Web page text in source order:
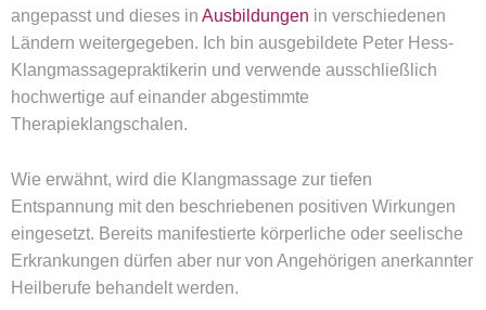
angepasst und dieses in Ausbildungen in verschiedenen
Ländern weitergegeben. Ich bin ausgebildete Peter Hess-
Klangmassagepraktikerin und verwende ausschließlich
hochwertige auf einander abgestimmte
Therapieklangschalen.
Wie erwähnt, wird die Klangmassage zur tiefen
Entspannung mit den beschriebenen positiven Wirkungen
eingesetzt. Bereits manifestierte körperliche oder seelische
Erkrankungen dürfen aber nur von Angehörigen anerkannter
Heilberufe behandelt werden.